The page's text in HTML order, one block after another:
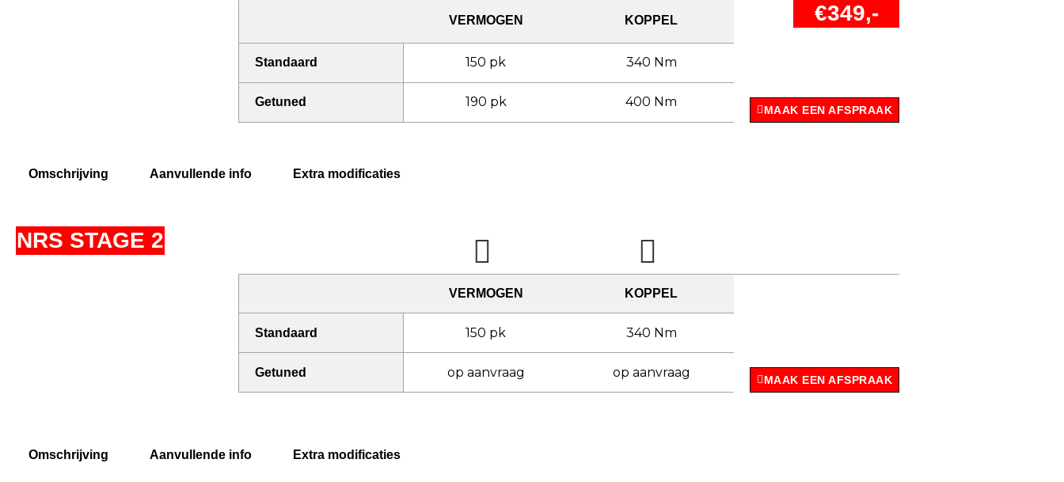
VERMOGEN KOPPEL €349,-
Standaard 150 pk 340 Nm
Getuned 190 pk 400 Nm
MAAK EEN AFSPRAAK
Omschrijving Aanvullende info Extra modificaties
NRS STAGE 2
VERMOGEN KOPPEL
Standaard 150 pk 340 Nm
Getuned op aanvraag op aanvraag
MAAK EEN AFSPRAAK
Omschrijving Aanvullende info Extra modificaties